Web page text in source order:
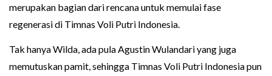
merupakan bagian dari rencana untuk memulai fase
regenerasi di Timnas Voli Putri Indonesia.
Tak hanya Wilda, ada pula Agustin Wulandari yang juga
memutuskan pamit, sehingga Timnas Voli Putri Indonesia pun